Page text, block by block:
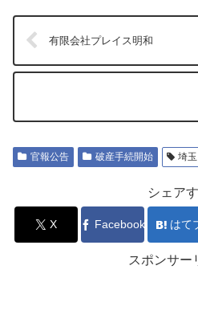
有限会社プレイス明和
官報公告 破産手続開始 埼玉
シェア
X Facebook はて
スポンサー